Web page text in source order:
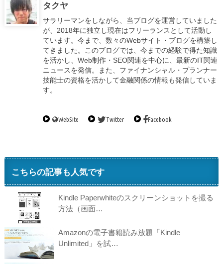
タクヤ
サラリーマンをしながら、当ブログを運営していました
が、2018年に独立し現在はフリーランスとして活動し
ています。今まで、数々のWebサイト・ブログを構築し
てきました。このブログでは、今までの経験で得た知識
を活かし、Web制作・SEO関連を中心に、最新のIT関連
ニュースを発信。また、ファイナンシャル・プランナー
技能士の資格を活かして金融関係の情報も発信していま
す。
WebSite Twitter Facebook
こちらの記事も人気です
Kindle Paperwhiteのスクリーンショットを撮る
方法（画面…
Amazonの電子書籍読み放題「Kindle
Unlimited」を試…